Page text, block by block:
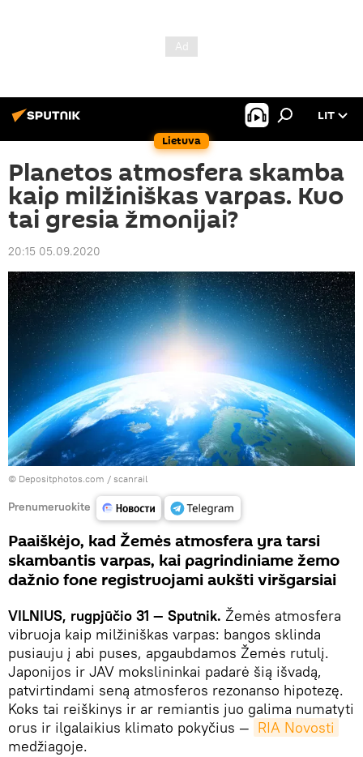
Lietuva
LIT
Planetos atmosfera skamba
kaip milžiniškas varpas. Kuo
tai gresia žmonijai?
20:15 05.09.2020
© Depositphotos.com / scanrail
Prenumeruokite
Paaiškėjo, kad Žemės atmosfera yra tarsi
skambantis varpas, kai pagrindiniame žemo
dažnio fone registruojami aukšti viršgarsiai
VILNIUS, rugpjūčio 31 — Sputnik. Žemės atmosfera
vibruoja kaip milžiniškas varpas: bangos sklinda
pusiauju į abi puses, apgaubdamos Žemės rutulį.
Japonijos ir JAV mokslininkai padarė šią išvadą,
patvirtindami seną atmosferos rezonanso hipotezę.
Koks tai reiškinys ir ar remiantis juo galima numatyti
orus ir ilgalaikius klimato pokyčius — RIA Novosti
medžiagoje.